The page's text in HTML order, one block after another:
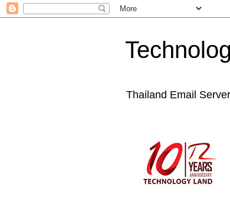
Thailand Email